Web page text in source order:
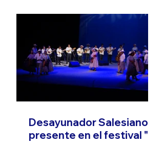
Desayunador Salesiano
presente en el festival "El